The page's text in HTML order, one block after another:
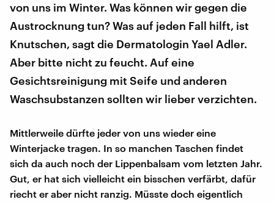
von uns im Winter. Was können wir gegen die
Austrocknung tun? Was auf jeden Fall hilft, ist
Knutschen, sagt die Dermatologin Yael Adler.
Aber bitte nicht zu feucht. Auf eine
Gesichtsreinigung mit Seife und anderen
Waschsubstanzen sollten wir lieber verzichten.
Mittlerweile dürfte jeder von uns wieder eine
Winterjacke tragen. In so manchen Taschen findet
sich da auch noch der Lippenbalsam vom letzten Jahr.
Gut, er hat sich vielleicht ein bisschen verfärbt, dafür
riecht er aber nicht ranzig. Müsste doch eigentlich